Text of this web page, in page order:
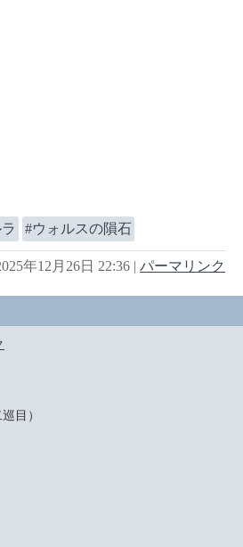
ウォルスの隕石
年12月26日 22:36 | パーマリンク
巡目）